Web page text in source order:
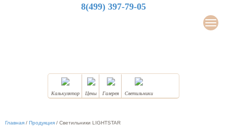
8(499) 397-79-05
Калькулятор Цены Галерея Светильники
Главная / Продукция / Светильники LIGHTSTAR